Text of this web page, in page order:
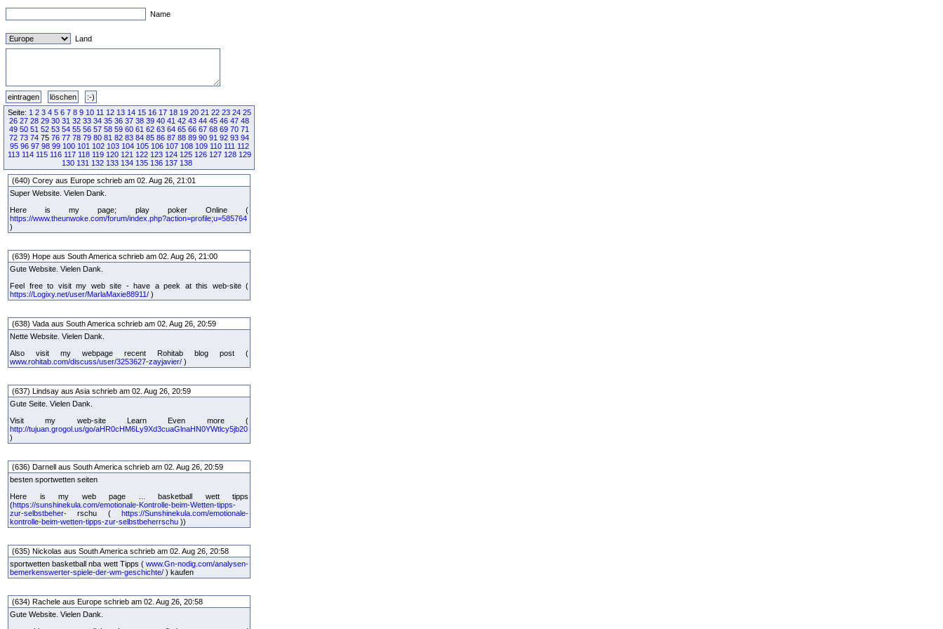
Name
Land
Seite: 1 2 3 4 5 6 7 8 9 10 11 12 13 14 15 16 17 18 19 20 21 22 23 24 25
26 27 28 29 30 31 32 33 34 35 36 37 38 39 40 41 42 43 44 45 46 47 48
49 50 51 52 53 54 55 56 57 58 59 60 61 62 63 64 65 66 67 68 69 70 71
72 73 74 75 76 77 78 79 80 81 82 83 84 85 86 87 88 89 90 91 92 93 94
95 96 97 98 99 100 101 102 103 104 105 106 107 108 109 110 111 112
113 114 115 116 117 118 119 120 121 122 123 124 125 126 127 128 129
130 131 132 133 134 135 136 137 138
(640) Corey aus Europe schrieb am 02. Aug 26, 21:01
Super Website. Vielen Dank.
Here is my page; play poker Online (
https://www.theunwoke.com/forum/index.php?action=profile;u=585764
)
(639) Hope aus South America schrieb am 02. Aug 26, 21:00
Gute Website. Vielen Dank.
Feel free to visit my web site - have a peek at this web-site (
https://Logixy.net/user/MarlaMaxie88911/ )
(638) Vada aus South America schrieb am 02. Aug 26, 20:59
Nette Website. Vielen Dank.
Also visit my webpage recent Rohitab blog post (
www.rohitab.com/discuss/user/3253627-zayjavier/ )
(637) Lindsay aus Asia schrieb am 02. Aug 26, 20:59
Gute Seite. Vielen Dank.
Visit my web-site Learn Even more (
http://tujuan.grogol.us/go/aHR0cHM6Ly9Xd3cuaGlnaHN0YWtlcy5jb20
)
(636) Darnell aus South America schrieb am 02. Aug 26, 20:59
besten sportwetten seiten
Here is my web page ... basketball wett tipps
(https://sunshinekula.com/emotionale-Kontrolle-beim-Wetten-tipps-
zur-selbstbeher- rschu ( https://Sunshinekula.com/emotionale-
kontrolle-beim-wetten-tipps-zur-selbstbeherrschu ))
(635) Nickolas aus South America schrieb am 02. Aug 26, 20:58
sportwetten basketball nba wett Tipps ( www.Gn-nodig.com/analysen-
bemerkenswerter-spiele-der-wm-geschichte/ ) kaufen
(634) Rachele aus Europe schrieb am 02. Aug 26, 20:58
Gute Website. Vielen Dank.